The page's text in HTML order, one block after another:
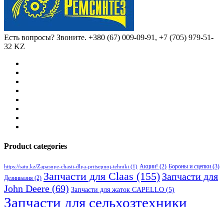
Есть вопросы? Звоните. +380 (67) 009-09-91, +7 (705) 979-51-
32 KZ
Product categories
https://satu.kz/Zapasnye-chasti-dlya-pritsepnoj-tehniki (1) Акции! (2) Бороны и сцепки (3)
Дезинвазия (2) Запчасти для Claas (155) Запчасти для
John Deere (69) Запчасти для жаток CAPELLO (5)
Запчасти для сельхозтехники